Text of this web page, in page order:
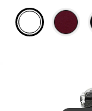
Екстер'єру